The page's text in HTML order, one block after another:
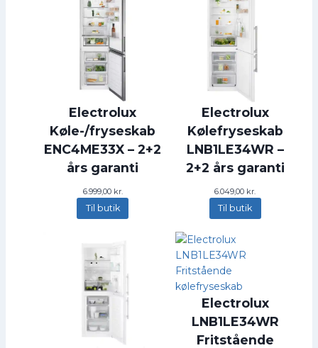
Electrolux
Køle-/fryseskab
ENC4ME33X – 2+2
års garanti
6.999,00 kr.
Til butik
Electrolux
Kølefryseskab
LNB1LE34WR –
2+2 års garanti
6.049,00 kr.
Til butik
Electrolux
LNB1LE34WR
Fritstående